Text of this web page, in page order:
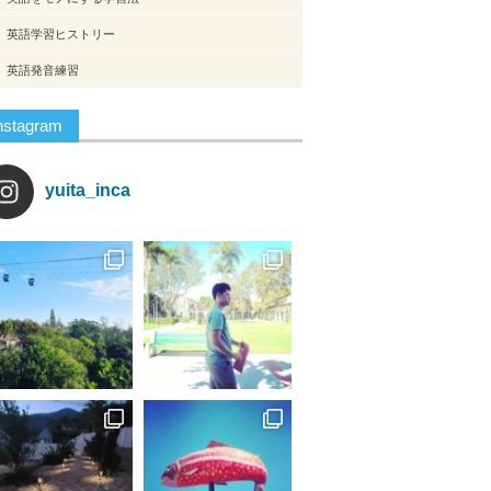
英語学習ヒストリー
英語発音練習
yuita_inca